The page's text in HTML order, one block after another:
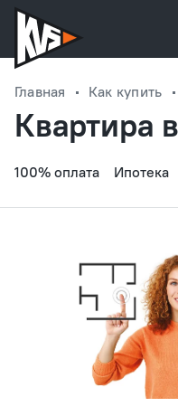
Главная Как купить
Квартира
100% оплата Ипотека